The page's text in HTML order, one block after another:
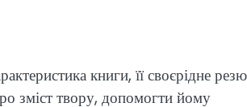
книги, її своєрідне
зміст твору, допомогти йому